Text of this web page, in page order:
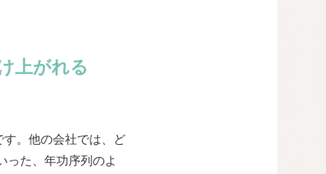
上がれる
。他の会社では、ど
った、年功序列のよ